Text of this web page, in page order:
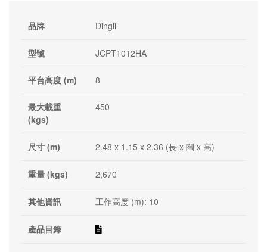
品牌 Dingli
型號 JCPT1012HA
平台高度 (m) 8
最大載重
(kgs)
450
尺寸 (m) 2.48 x 1.15 x 2.36 (長 x 闊 x 高)
重量 (kgs) 2,670
其他資訊 工作高度 (m): 10
產品目錄